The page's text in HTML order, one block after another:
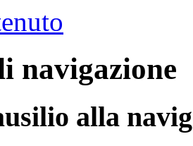
navigazione
alla